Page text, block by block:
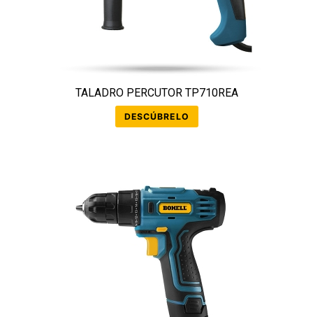
TALADRO PERCUTOR TP710REA
DESCÚBRELO